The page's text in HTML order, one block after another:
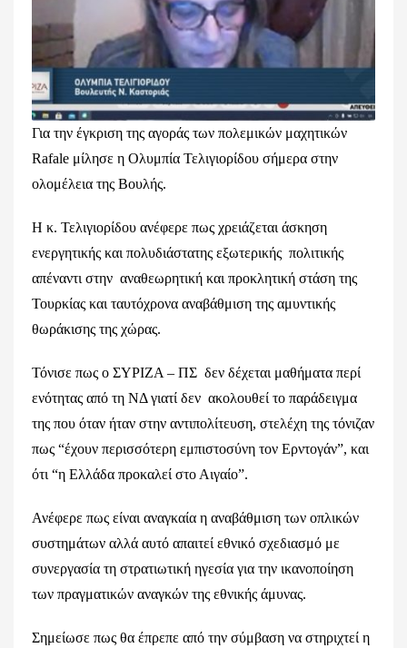
Για την έγκριση της αγοράς των πολεμικών μαχητικών
Rafale μίλησε η Ολυμπία Τελιγιορίδου σήμερα στην
ολομέλεια της Βουλής.
Η κ. Τελιγιορίδου ανέφερε πως χρειάζεται άσκηση
ενεργητικής και πολυδιάστατης εξωτερικής πολιτικής
απέναντι στην αναθεωρητική και προκλητική στάση της
Τουρκίας και ταυτόχρονα αναβάθμιση της αμυντικής
θωράκισης της χώρας.
Τόνισε πως ο ΣΥΡΙΖΑ – ΠΣ δεν δέχεται μαθήματα περί
ενότητας από τη ΝΔ γιατί δεν ακολουθεί το παράδειγμα
της που όταν ήταν στην αντιπολίτευση, στελέχη της τόνιζαν
πως “έχουν περισσότερη εμπιστοσύνη τον Ερντογάν”, και
ότι “η Ελλάδα προκαλεί στο Αιγαίο”.
Ανέφερε πως είναι αναγκαία η αναβάθμιση των οπλικών
συστημάτων αλλά αυτό απαιτεί εθνικό σχεδιασμό με
συνεργασία τη στρατιωτική ηγεσία για την ικανοποίηση
των πραγματικών αναγκών της εθνικής άμυνας.
Σημείωσε πως θα έπρεπε από την σύμβαση να στηριχτεί η